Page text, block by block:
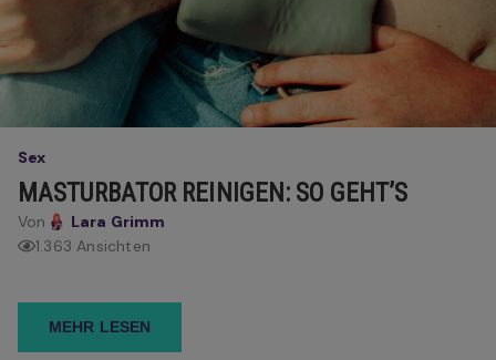
Sex
MASTURBATOR REINIGEN: SO GEHT’S
Von
Lara Grimm
1.363 Ansichten
MEHR LESEN